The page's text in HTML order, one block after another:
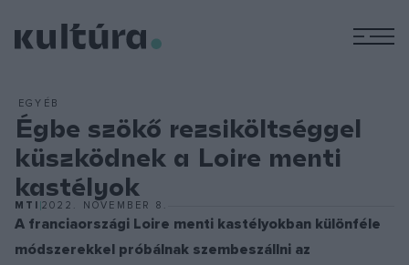
EGYÉB
Égbe szökő rezsiköltséggel
küszködnek a Loire menti
kastélyok
MTI 2022. NOVEMBER 8.
A franciaországi Loire menti kastélyokban különféle
módszerekkel próbálnak szembeszállni az